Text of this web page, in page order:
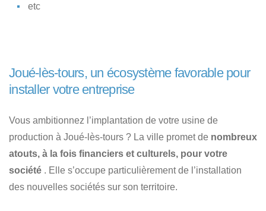
etc
Joué-lès-tours, un écosystème favorable pour
installer votre entreprise
Vous ambitionnez l’implantation de votre usine de
production à Joué-lès-tours ? La ville promet de nombreux
atouts, à la fois financiers et culturels, pour votre
société . Elle s’occupe particulièrement de l’installation
des nouvelles sociétés sur son territoire.